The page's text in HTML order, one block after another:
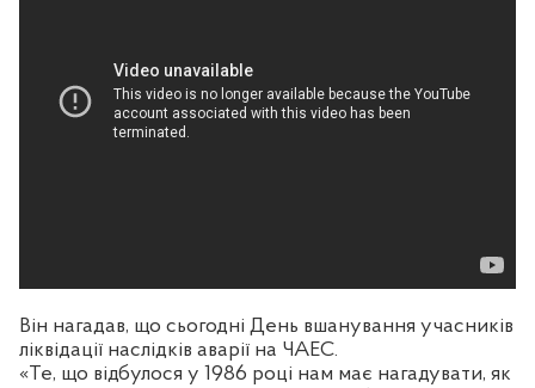
Він нагадав, що сьогодні День вшанування учасників
ліквідації наслідків аварії на ЧАЕС.
«Те, що відбулося у 1986 році нам має нагадувати, як